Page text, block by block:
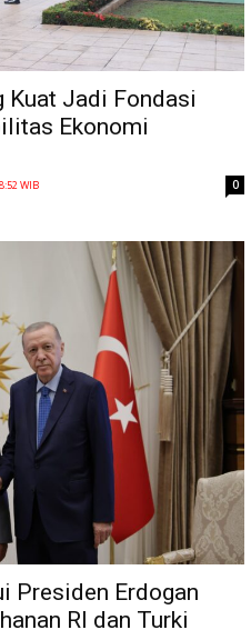
Kuat Jadi Fondasi
Ekonomi
WIB 0
Presiden Erdogan
RI dan Turki